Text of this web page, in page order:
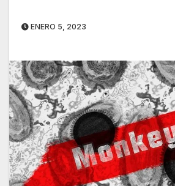
ENERO 5, 2023